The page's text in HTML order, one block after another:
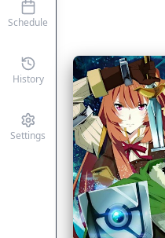
Schedule
History
Settings